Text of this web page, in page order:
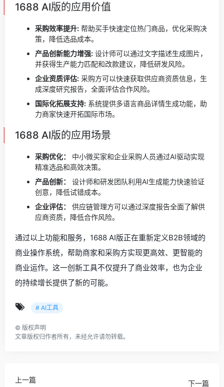
1688 AI版的应用价值
采购效率提升: 帮助买手快速定位热门商品，优化采购决
策，降低选品成本。
产品创新能力增强: 设计师可以通过文字描述生成图片，
并获得生产能力匹配和改款建议，降低研发风险。
企业资质评估: 采购方可以快速获取供应商资质信息，生
成深度研究报告，全面评估合作风险。
国际化拓展支持: 系统提供多语言商品详情生成功能，助
力商家快速开拓国际市场。
1688 AI版的应用场景
采购优化：
中小微买家和企业采购人员通过AI驱动实现
精准选品和高效决策。
产品创新：
设计师和研发团队利用AI生成能力快速验证
创意，降低试错成本。
企业评估：
供应链管理方可以通过深度报告全面了解供
应商资质，降低合作风险。
通过以上功能和服务，1688 AI版正在重新定义B2B领域的
商业操作系统，帮助商家和采购方实现更高效、更智能的
商业运作。这一创新工具不仅提升了商业效率，也为企业
的持续增长提供了新的可能。
# AI工具
© 版权声明
文章版权归作者所有，未经允许请勿转载。
上一篇 下一篇